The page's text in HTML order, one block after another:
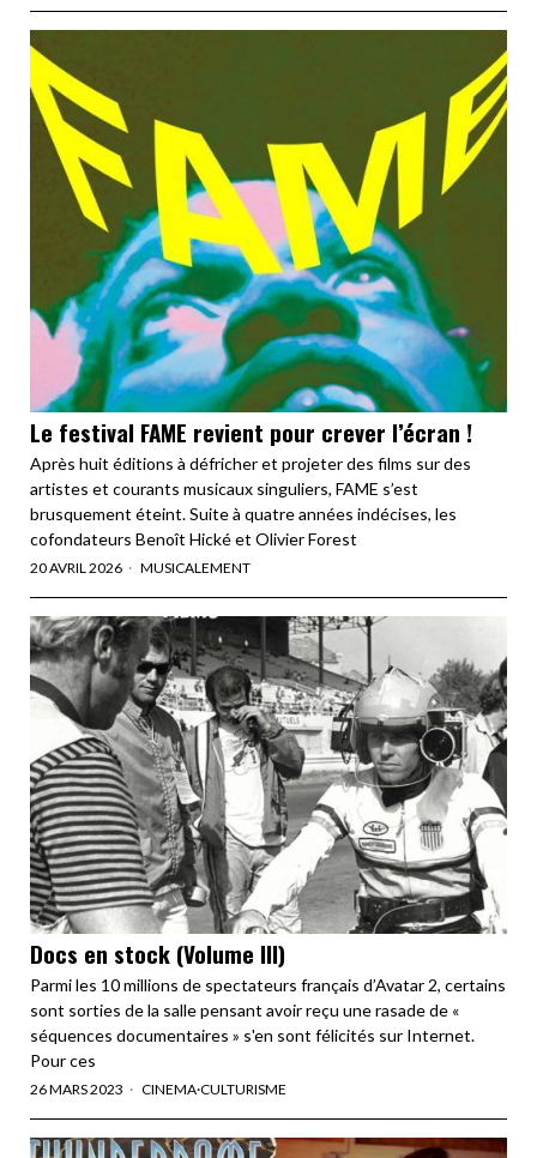
Le festival FAME revient pour crever l’écran !
Après huit éditions à défricher et projeter des films sur des
artistes et courants musicaux singuliers, FAME s’est
brusquement éteint. Suite à quatre années indécises, les
cofondateurs Benoît Hické et Olivier Forest
20 AVRIL 2026 MUSICALEMENT
Docs en stock (Volume III)
Parmi les 10 millions de spectateurs français d’Avatar 2, certains
sont sorties de la salle pensant avoir reçu une rasade de «
séquences documentaires » s'en sont félicités sur Internet.
Pour ces
26 MARS 2023 CINEMA·CULTURISME